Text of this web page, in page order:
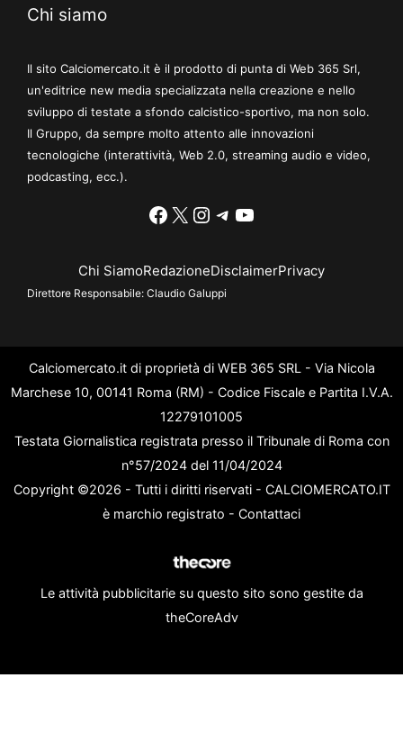
Chi siamo
Il sito Calciomercato.it è il prodotto di punta di Web 365 Srl,
un'editrice new media specializzata nella creazione e nello
sviluppo di testate a sfondo calcistico-sportivo, ma non solo.
Il Gruppo, da sempre molto attento alle innovazioni
tecnologiche (interattività, Web 2.0, streaming audio e video,
podcasting, ecc.).
Facebook
X Instagram
Telegram
YouTube
Chi SiamoRedazioneDisclaimerPrivacy
Direttore Responsabile: Claudio Galuppi
Calciomercato.it di proprietà di WEB 365 SRL - Via Nicola
Marchese 10, 00141 Roma (RM) - Codice Fiscale e Partita I.V.A.
12279101005
Testata Giornalistica registrata presso il Tribunale di Roma con
n°57/2024 del 11/04/2024
Copyright ©2026 - Tutti i diritti riservati - CALCIOMERCATO.IT
è marchio registrato - Contattaci
Le attività pubblicitarie su questo sito sono gestite da
theCoreAdv